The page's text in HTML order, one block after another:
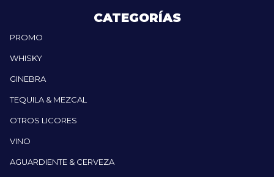
CATEGORÍAS
PROMO
WHISKY
GINEBRA
TEQUILA & MEZCAL
OTROS LICORES
VINO
AGUARDIENTE & CERVEZA